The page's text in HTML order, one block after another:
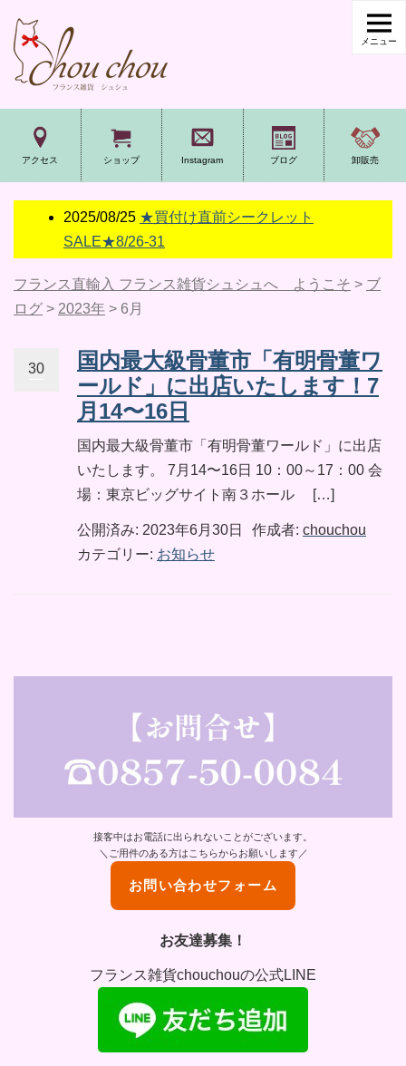
アクセス ショップ Instagram ブログ 卸販売
2025/08/25 ★買付け直前シークレット
SALE★8/26-31
フランス直輸入 フランス雑貨シュシュへ ようこそ > ブ
ログ > 2023年 > 6月
30
国内最大級骨董市「有明骨董ワ
ールド」に出店いたします！7
月14〜16日
国内最大級骨董市「有明骨董ワールド」に出店
いたします。 7月14〜16日 10：00～17：00 会
場：東京ビッグサイト南３ホール […]
公開済み: 2023年6月30日 作成者: chouchou
カテゴリー: お知らせ
接客中はお電話に出られないことがございます。
＼ご用件のある方はこちらからお願いします／
お問い合わせフォーム
お友達募集！
フランス雑貨chouchouの公式LINE